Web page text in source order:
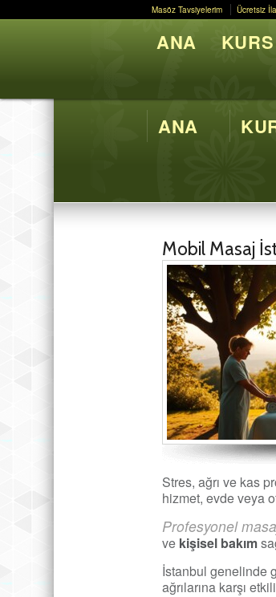
Masöz Tavsiyelerim Ücretsiz
ANA
Mobil Masaj
Stres, ağrı ve kas
hizmet, evde veya
Profesyonel
ve kişisel bakım
İstanbul genelinde
ağrılarına karşı
Masöz Tavsiyelerim Ücretsiz
ANA KURS